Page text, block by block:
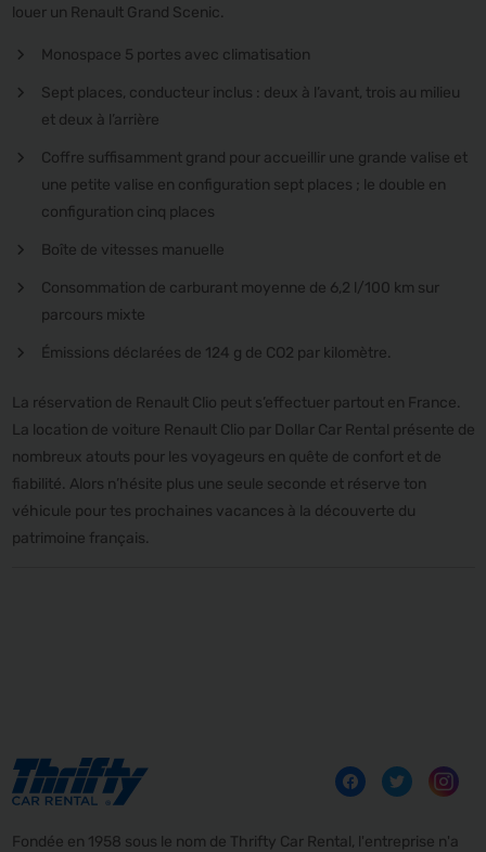
louer un Renault Grand Scenic.
Monospace 5 portes avec climatisation
Sept places, conducteur inclus : deux à l’avant, trois au milieu
et deux à l’arrière
Coffre suffisamment grand pour accueillir une grande valise et
une petite valise en configuration sept places ; le double en
configuration cinq places
Boîte de vitesses manuelle
Consommation de carburant moyenne de 6,2 l/100 km sur
parcours mixte
Émissions déclarées de 124 g de CO2 par kilomètre.
La réservation de Renault Clio peut s’effectuer partout en France.
La location de voiture Renault Clio par Dollar Car Rental présente de
nombreux atouts pour les voyageurs en quête de confort et de
fiabilité. Alors n’hésite plus une seule seconde et réserve ton
véhicule pour tes prochaines vacances à la découverte du
patrimoine français.
Fondée en 1958 sous le nom de Thrifty Car Rental, l'entreprise n'a